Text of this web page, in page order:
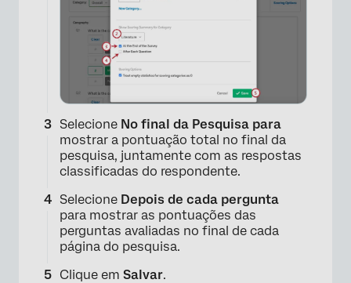
Selecione No final da Pesquisa para
mostrar a pontuação total no final da
pesquisa, juntamente com as respostas
classificadas do respondente.
Selecione Depois de cada pergunta
para mostrar as pontuações das
perguntas avaliadas no final de cada
página do pesquisa.
Clique em Salvar.